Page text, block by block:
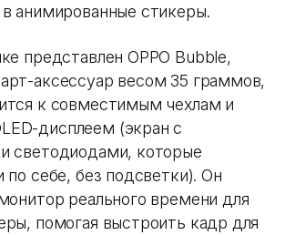
анимированные стикеры.
представлен OPPO Bubble,
аксессуар весом 35 граммов,
к совместимым чехлам и
дисплеем (экран с
светодиодами, которые
по себе, без подсветки). Он
реального времени для
помогая выстроить кадр для